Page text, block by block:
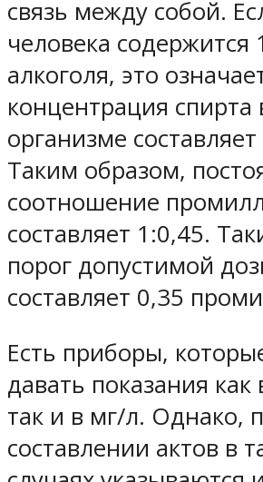
связь между собой.
человека
алкоголя, это
концентрация спирта
организме
Таким образом,
соотношение
составляет 1:0,45.
порог допустимой
составляет 0,35
Есть приборы,
давать показания
так и в мг/л. Однако,
составлении актов в